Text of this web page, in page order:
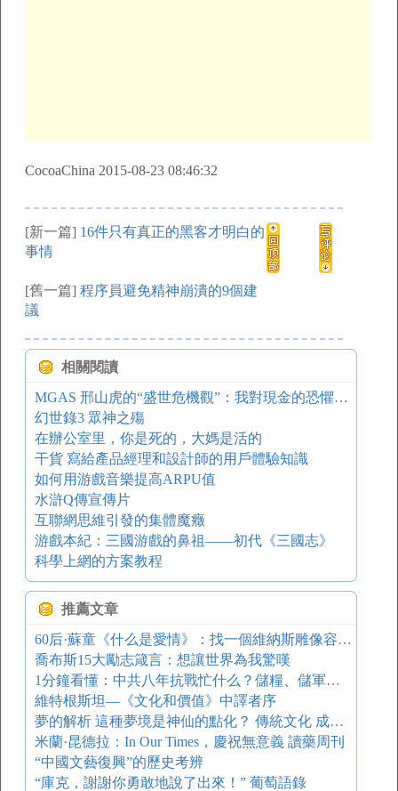
CocoaChina 2015-08-23 08:46:32
[新一篇] 16件只有真正的黑客才明白的
事情
[舊一篇] 程序員避免精神崩潰的9個建
議
相關閱讀
MGAS 邢山虎的“盛世危機觀”：我對現金的恐懼遠超大家想象
幻世錄3 眾神之殤
在辦公室里，你是死的，大媽是活的
干貨 寫給產品經理和設計師的用戶體驗知識
如何用游戲音樂提高ARPU值
水滸Q傳宣傳片
互聯網思維引發的集體魔癥
游戲本紀：三國游戲的鼻祖——初代《三國志》
科學上網的方案教程
推薦文章
60后·蘇童《什么是愛情》：找一個維納斯雕像容易 文學青年
喬布斯15大勵志箴言：想讓世界為我驚嘆
1分鐘看懂：中共八年抗戰忙什么？儲糧、儲軍、搶地盤 圖
維特根斯坦—《文化和價值》中譯者序
夢的解析 這種夢境是神仙的點化？ 傳統文化 成語典故
米蘭·昆德拉：In Our Times，慶祝無意義 讀藥周刊
“中國文藝復興”的歷史考辨
“庫克，謝謝你勇敢地說了出來！” 葡萄語錄